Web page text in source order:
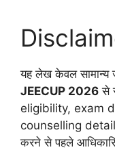
यह लेख केवल सामान्य
JEECUP 2026 से
eligibility, exam
counselling
करने से पहले